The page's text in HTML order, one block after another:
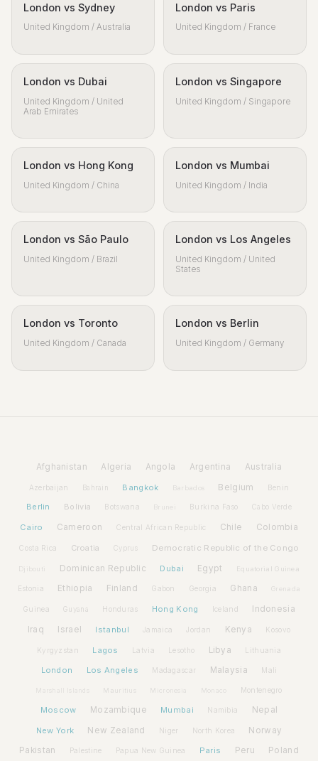
London vs Sydney
United Kingdom / Australia
London vs Paris
United Kingdom / France
London vs Dubai
United Kingdom / United
Arab Emirates
London vs Singapore
United Kingdom / Singapore
London vs Hong Kong
United Kingdom / China
London vs Mumbai
United Kingdom / India
London vs São Paulo
United Kingdom / Brazil
London vs Los Angeles
United Kingdom / United
States
London vs Toronto
United Kingdom / Canada
London vs Berlin
United Kingdom / Germany
Afghanistan Algeria Angola Argentina Australia
Azerbaijan Bahrain Bangkok Barbados Belgium Benin
Berlin Bolivia Botswana Brunei Burkina Faso Cabo Verde
Cairo Cameroon Central African Republic Chile Colombia
Costa Rica Croatia Cyprus Democratic Republic of the Congo
Djibouti Dominican Republic Dubai Egypt Equatorial Guinea
Estonia Ethiopia Finland Gabon Georgia Ghana Grenada
Guinea Guyana Honduras Hong Kong Iceland Indonesia
Iraq Israel Istanbul Jamaica Jordan Kenya Kosovo
Kyrgyzstan Lagos Latvia Lesotho Libya Lithuania
London Los Angeles Madagascar Malaysia Mali
Marshall Islands Mauritius Micronesia Monaco Montenegro
Moscow Mozambique Mumbai Namibia Nepal
New York New Zealand Niger North Korea Norway
Pakistan Palestine Papua New Guinea Paris Peru Poland